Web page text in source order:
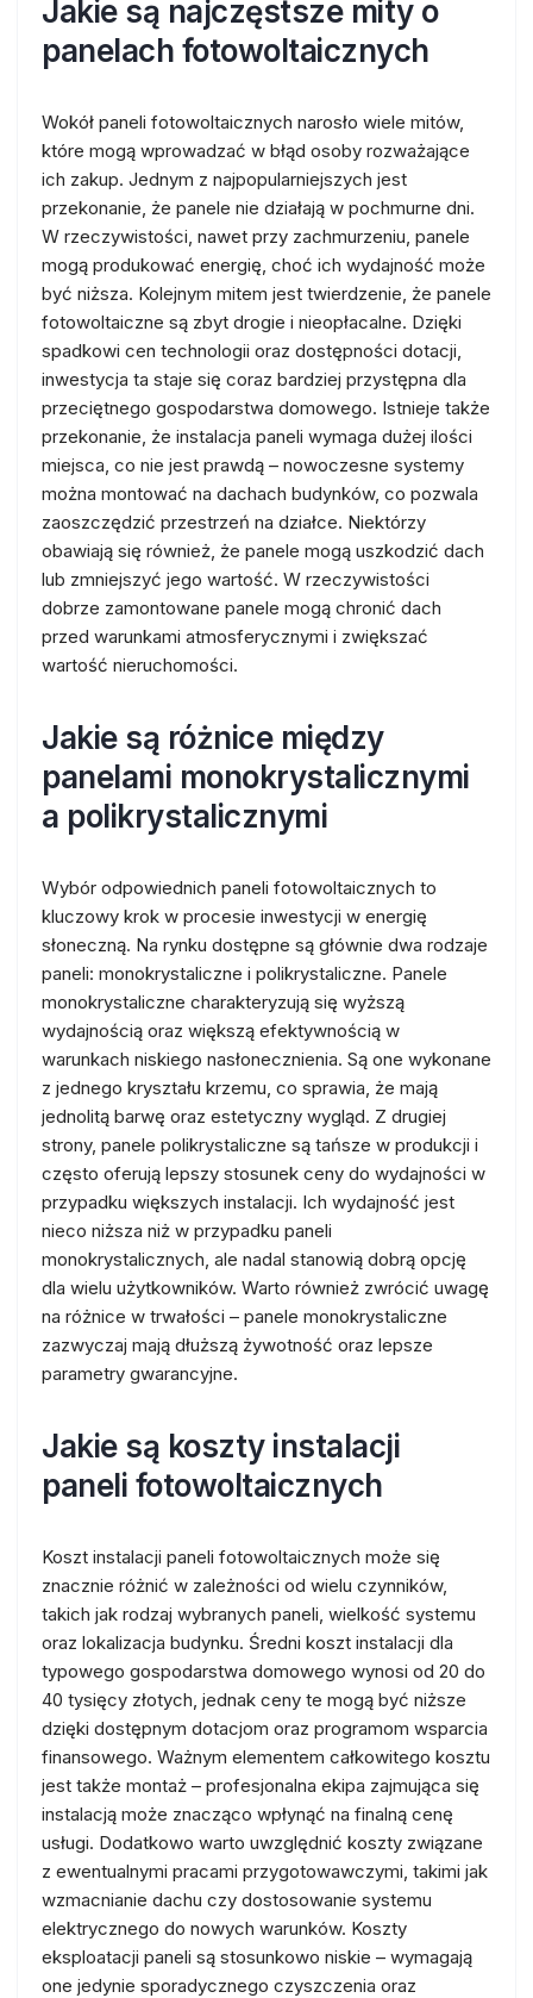
Jakie są najczęstsze mity o
panelach fotowoltaicznych
Wokół paneli fotowoltaicznych narosło wiele mitów,
które mogą wprowadzać w błąd osoby rozważające
ich zakup. Jednym z najpopularniejszych jest
przekonanie, że panele nie działają w pochmurne dni.
W rzeczywistości, nawet przy zachmurzeniu, panele
mogą produkować energię, choć ich wydajność może
być niższa. Kolejnym mitem jest twierdzenie, że panele
fotowoltaiczne są zbyt drogie i nieopłacalne. Dzięki
spadkowi cen technologii oraz dostępności dotacji,
inwestycja ta staje się coraz bardziej przystępna dla
przeciętnego gospodarstwa domowego. Istnieje także
przekonanie, że instalacja paneli wymaga dużej ilości
miejsca, co nie jest prawdą – nowoczesne systemy
można montować na dachach budynków, co pozwala
zaoszczędzić przestrzeń na działce. Niektórzy
obawiają się również, że panele mogą uszkodzić dach
lub zmniejszyć jego wartość. W rzeczywistości
dobrze zamontowane panele mogą chronić dach
przed warunkami atmosferycznymi i zwiększać
wartość nieruchomości.
Jakie są różnice między
panelami monokrystalicznymi
a polikrystalicznymi
Wybór odpowiednich paneli fotowoltaicznych to
kluczowy krok w procesie inwestycji w energię
słoneczną. Na rynku dostępne są głównie dwa rodzaje
paneli: monokrystaliczne i polikrystaliczne. Panele
monokrystaliczne charakteryzują się wyższą
wydajnością oraz większą efektywnością w
warunkach niskiego nasłonecznienia. Są one wykonane
z jednego kryształu krzemu, co sprawia, że mają
jednolitą barwę oraz estetyczny wygląd. Z drugiej
strony, panele polikrystaliczne są tańsze w produkcji i
często oferują lepszy stosunek ceny do wydajności w
przypadku większych instalacji. Ich wydajność jest
nieco niższa niż w przypadku paneli
monokrystalicznych, ale nadal stanowią dobrą opcję
dla wielu użytkowników. Warto również zwrócić uwagę
na różnice w trwałości – panele monokrystaliczne
zazwyczaj mają dłuższą żywotność oraz lepsze
parametry gwarancyjne.
Jakie są koszty instalacji
paneli fotowoltaicznych
Koszt instalacji paneli fotowoltaicznych może się
znacznie różnić w zależności od wielu czynników,
takich jak rodzaj wybranych paneli, wielkość systemu
oraz lokalizacja budynku. Średni koszt instalacji dla
typowego gospodarstwa domowego wynosi od 20 do
40 tysięcy złotych, jednak ceny te mogą być niższe
dzięki dostępnym dotacjom oraz programom wsparcia
finansowego. Ważnym elementem całkowitego kosztu
jest także montaż – profesjonalna ekipa zajmująca się
instalacją może znacząco wpłynąć na finalną cenę
usługi. Dodatkowo warto uwzględnić koszty związane
z ewentualnymi pracami przygotowawczymi, takimi jak
wzmacnianie dachu czy dostosowanie systemu
elektrycznego do nowych warunków. Koszty
eksploatacji paneli są stosunkowo niskie – wymagają
one jedynie sporadycznego czyszczenia oraz